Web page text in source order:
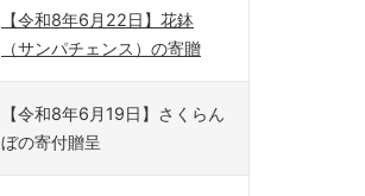
【令和8年6月22日】花鉢
（サンパチェンス）の寄贈
【令和8年6月19日】さくらん
ぼの寄付贈呈